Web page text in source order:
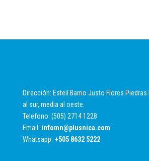
Dirección: Estelí Barrio Justo Flores Piedras
al sur, media al oeste.
Telefono: (505) 2714 1228
Email: infomn@plusnica.com
Whatsapp: +505 8632 5222